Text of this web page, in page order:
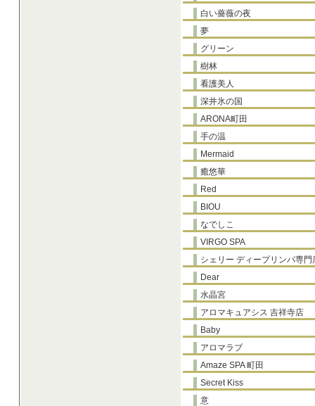
白い薔薇の夜
夢
グリーン
樹林
看護美人
深井氷の国
ARONA町田
手の温
Mermaid
癒悠華
Red
BIOU
なでしこ
VIRGO SPA
シェリー ディープリンパ専門
Dear
水晶宮
アロマキュアシス 吉祥寺店
Baby
アロマラブ
Amaze SPA 町田
Secret Kiss
意